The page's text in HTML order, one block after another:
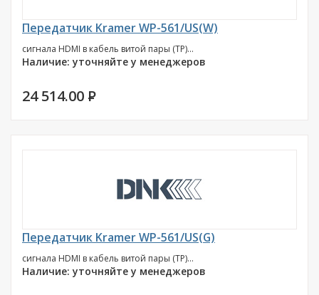
Передатчик Kramer WP-561/US(W)
сигнала HDMI в кабель витой пары (TP)...
Наличие: уточняйте у менеджеров
24 514.00 P
Передатчик Kramer WP-561/US(G)
сигнала HDMI в кабель витой пары (TP)...
Наличие: уточняйте у менеджеров